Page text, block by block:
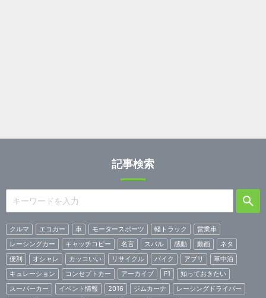
記事検索
クルマ エコカー 車 モータースポーツ 軽トラック
営業車
レーシングカー
キャッチコピー 名言 スバル 感動 動画
ネタ
便利
オシャレ カッコいい リサイクル バイク アプリ
車中泊
キュレーション
コンセプトカー アーカイブ F1
知っておきたい
スーパーカー
イベント情報 2016 ジムカーナ
レーシングドライバー